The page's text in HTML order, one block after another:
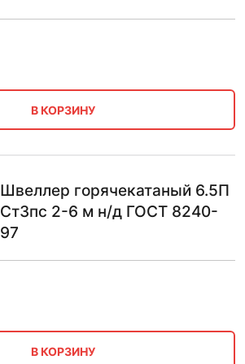
В КОРЗИНУ
Швеллер горячекатаный 6.5П
Ст3пс 2-6 м н/д ГОСТ 8240-
97
В КОРЗИНУ